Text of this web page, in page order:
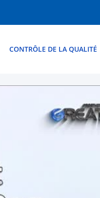
CONTRÔLE DE LA QUALITÉ